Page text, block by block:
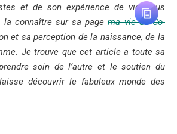
et de son expérience de vie, vous
la connaître sur sa pagema vie de Co-
et sa perception de la naissance, de la
Je trouve que cet article a toute sa
soin de l’autre et le soutien du
découvrir le fabuleux monde des